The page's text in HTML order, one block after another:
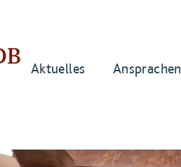
Aktuelles Ansprachen